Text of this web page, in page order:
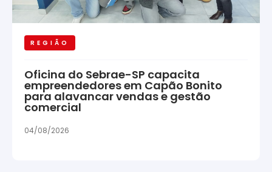
REGIÃO
Oficina do Sebrae-SP capacita
empreendedores em Capão Bonito
para alavancar vendas e gestão
comercial
04/08/2026